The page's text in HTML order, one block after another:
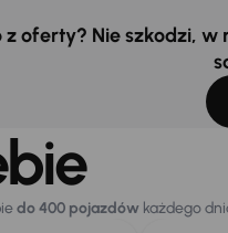
z oferty? Nie szkodzi,
do 400 pojazdów każdego